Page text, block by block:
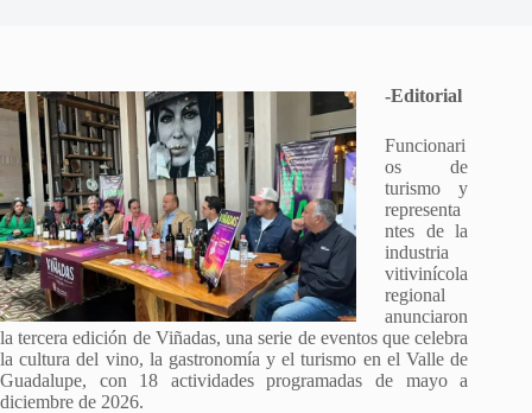
-Editorial
Funcionari
os de
turismo y
representa
ntes de la
industria
vitivinícola
regional
anunciaron
la tercera edición de Viñadas, una serie de eventos que celebra
la cultura del vino, la gastronomía y el turismo en el Valle de
Guadalupe, con 18 actividades programadas de mayo a
diciembre de 2026.